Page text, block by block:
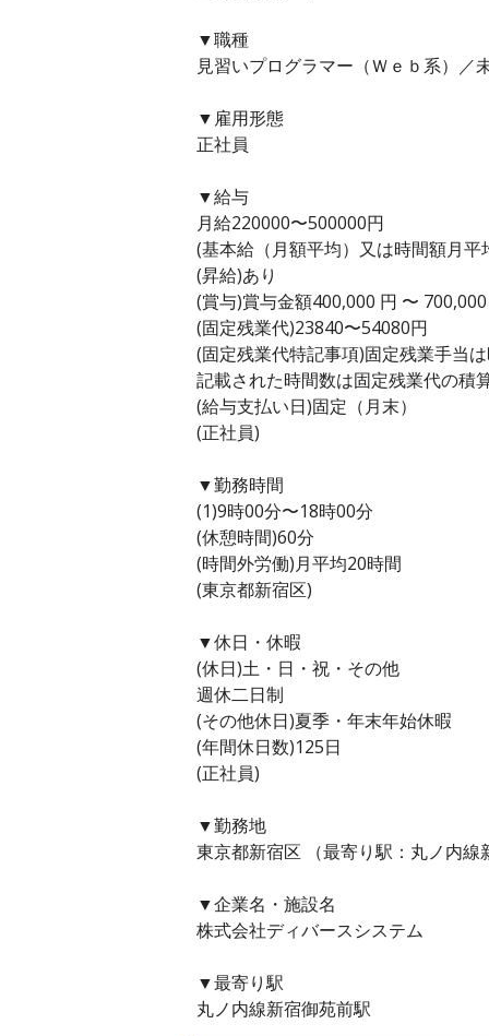
▼職種
見習いプログラマー（Ｗｅｂ系）／
▼雇用形態
正社員
▼給与
月給220000〜500000円
(基本給（月額平均）又は時間額月
(昇給)あり
(賞与)賞与金額400,000 円 〜 700,000
(固定残業代)23840〜54080円
(固定残業代特記事項)固定残業手当
記載された時間数は固定残業代の積
(給与支払い日)固定（月末）
(正社員)
▼勤務時間
(1)9時00分〜18時00分
(休憩時間)60分
(時間外労働)月平均20時間
(東京都新宿区)
▼休日・休暇
(休日)土・日・祝・その他
週休二日制
(その他休日)夏季・年末年始休暇
(年間休日数)125日
(正社員)
▼勤務地
東京都新宿区 （最寄り駅：丸ノ内線
▼企業名・施設名
株式会社ディバースシステム
▼最寄り駅
丸ノ内線新宿御苑前駅